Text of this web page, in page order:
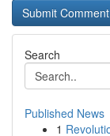
Search
Published News
1